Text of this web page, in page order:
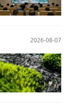
2026-08-07